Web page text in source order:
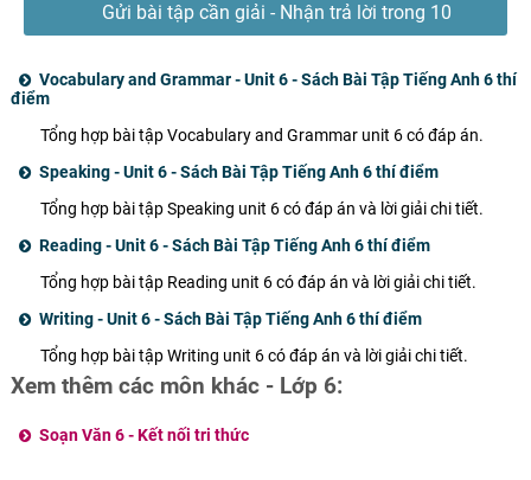
Gửi bài tập cần giải - Nhận trả lời trong 10
Vocabulary and Grammar - Unit 6 - Sách Bài Tập Tiếng Anh 6 thí
điểm
Tổng hợp bài tập Vocabulary and Grammar unit 6 có đáp án.
Speaking - Unit 6 - Sách Bài Tập Tiếng Anh 6 thí điểm
Tổng hợp bài tập Speaking unit 6 có đáp án và lời giải chi tiết.
Reading - Unit 6 - Sách Bài Tập Tiếng Anh 6 thí điểm
Tổng hợp bài tập Reading unit 6 có đáp án và lời giải chi tiết.
Writing - Unit 6 - Sách Bài Tập Tiếng Anh 6 thí điểm
Tổng hợp bài tập Writing unit 6 có đáp án và lời giải chi tiết.
Xem thêm các môn khác - Lớp 6:
Soạn Văn 6 - Kết nối tri thức